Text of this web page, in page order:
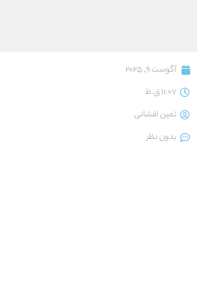
آگوست 9, 2025
11:07 ق.ظ
ثمین افشانی
بدون نظر